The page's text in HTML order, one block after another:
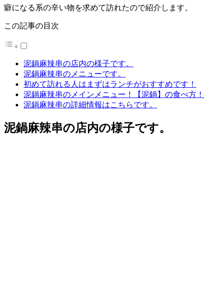
癖になる系の辛い物を求めて訪れたので紹介します。
この記事の目次
泥鍋麻辣串の店内の様子です。
泥鍋麻辣串のメニューです。
初めて訪れる人はまずはランチがおすすめです！
泥鍋麻辣串のメインメニュー！【泥鍋】の食べ方！
泥鍋麻辣串の詳細情報はこちらです。
泥鍋麻辣串の店内の様子です。